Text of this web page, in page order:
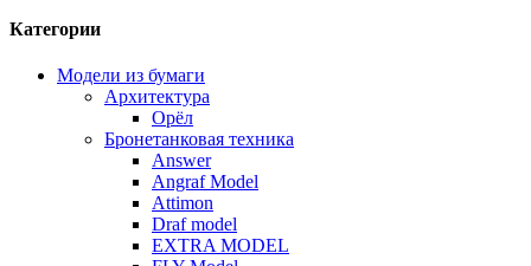
Категории
Модели из бумаги
Архитектура
Орёл
Бронетанковая техника
Answer
Angraf Model
Attimon
Draf model
EXTRA MODEL